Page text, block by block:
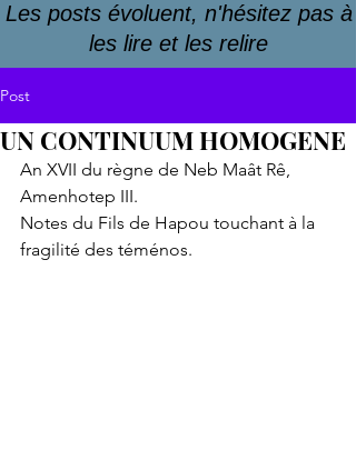
Les posts évoluent, n'hésitez pas à
les lire et les relire
Post
UN CONTINUUM HOMOGENE
An XVII du règne de Neb Maât Rê,
Amenhotep III.
Notes du Fils de Hapou touchant à la
fragilité des téménos.